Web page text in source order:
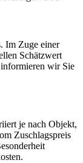
Im Zuge einer
Schätzwert
wir Sie
je nach Objekt,
Zuschlagspreis